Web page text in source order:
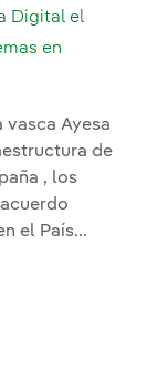
Digital el
en
vasca Ayesa
de
, los
el País...
empresa
la empresa
a la